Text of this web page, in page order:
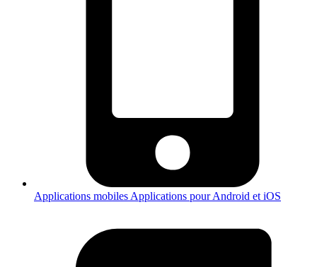
Applications mobiles Applications pour Android et iOS